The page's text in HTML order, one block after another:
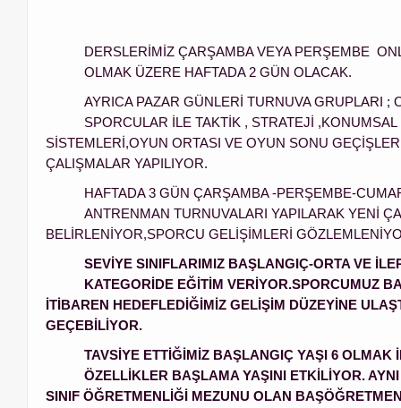
DERSLERİMİZ ÇARŞAMBA VEYA PERŞEMBE
OLMAK ÜZERE HAFTADA 2 GÜN OLACAK.
AYRICA PAZAR GÜNLERİ TURNUVA GRUPLARI ;
SPORCULAR İLE TAKTİK , STRATEJİ
SİSTEMLERİ,OYUN ORTASI VE OYUN SONU
ÇALIŞMALAR YAPILIYOR.
HAFTADA 3 GÜN ÇARŞAMBA -PERŞEMBE-
ANTRENMAN TURNUVALARI YAPILARAK YENİ
BELİRLENİYOR,SPORCU GELİŞİMLERİ
SEVİYE SINIFLARIMIZ BAŞLANGIÇ-ORTA VE
KATEGORİDE EĞİTİM VERİYOR.SPORCUMUZ
İTİBAREN HEDEFLEDİĞİMİZ GELİŞİM DÜZEYİNE
GEÇEBİLİYOR.
TAVSİYE ETTİĞİMİZ BAŞLANGIÇ YAŞI 6 OLMAK
ÖZELLİKLER BAŞLAMA YAŞINI ETKİLİYOR.
SINIF ÖĞRETMENLİĞİ MEZUNU OLAN